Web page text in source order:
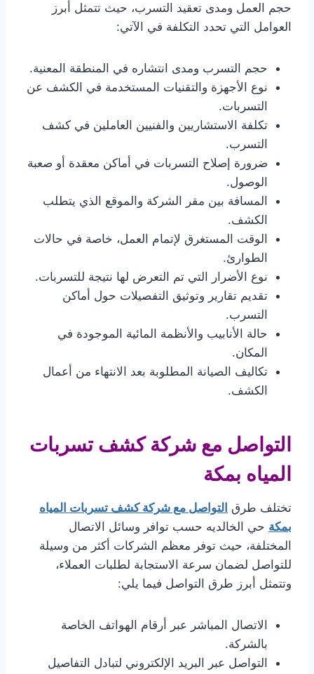
حجم العمل ومدى تعقيد التسرب، حيث تتمثل أبرز
العوامل التي تحدد التكلفة في الآتي:
حجم التسرب ومدى انتشاره في المنطقة المعنية.
نوع الأجهزة والتقنيات المستخدمة في الكشف عن
التسربات.
تكلفة الاستشاريين والفنيين العاملين في كشف
التسرب.
ضرورة إصلاح التسربات في أماكن معقدة أو صعبة
الوصول.
المسافة بين مقر الشركة والموقع الذي يتطلب
الكشف.
الوقت المستغرق لإتمام العمل، خاصة في حالات
الطوارئ.
نوع الأضرار التي تم التعرض لها نتيجة للتسربات.
تقديم تقارير وتوثيق التفصيلات حول أماكن
التسرب.
حالة الأنابيب والأنظمة المائية الموجودة في
المكان.
تكاليف الصيانة المطلوبة بعد الانتهاء من أعمال
الكشف.
التواصل مع شركة كشف تسربات
المياه بمكة
تختلف طرق التواصل مع شركة كشف تسربات المياه
بمكة حي الخالديه حسب توافر وسائل الاتصال
المختلفة، حيث توفر معظم الشركات أكثر من وسيلة
للتواصل لضمان سرعة الاستجابة لطلبات العملاء،
وتتمثل أبرز طرق التواصل فيما يلي:
الاتصال المباشر عبر أرقام الهواتف الخاصة
بالشركة.
التواصل عبر البريد الإلكتروني لتبادل التفاصيل